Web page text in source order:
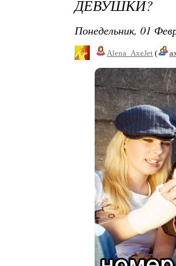
ДЕВУШКИ?
Понедельник, 01
Alena_AxeJet (